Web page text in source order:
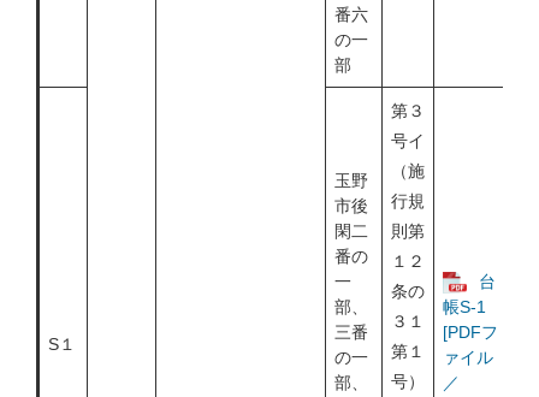
番六
の一
部
S１
玉野
市後
閑二
番の
一
部、
三番
の一
部、
第３
号イ
（施
行規
則第
１２
条の
３１
第１
号）
台
帳S-1
[PDFフ
ァイル
／